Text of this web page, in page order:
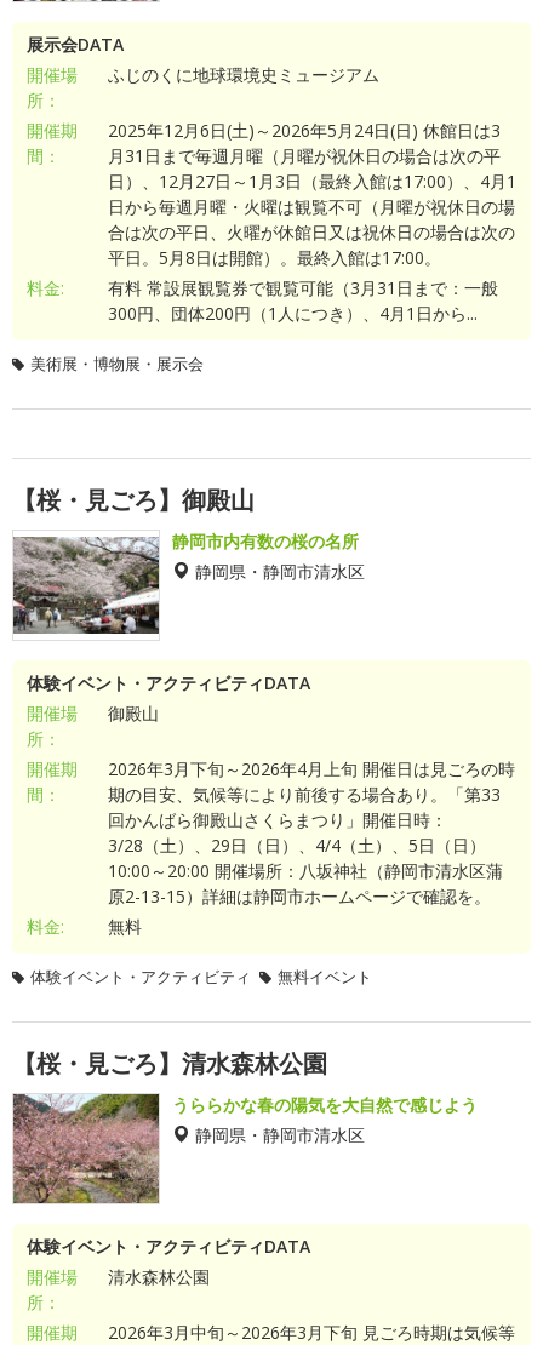
展示会DATA
開催場
所：
ふじのくに地球環境史ミュージアム
開催期
間：
2025年12月6日(土)～2026年5月24日(日) 休館日は3
月31日まで毎週月曜（月曜が祝休日の場合は次の平
日）、12月27日～1月3日（最終入館は17:00）、4月1
日から毎週月曜・火曜は観覧不可（月曜が祝休日の場
合は次の平日、火曜が休館日又は祝休日の場合は次の
平日。5月8日は開館）。最終入館は17:00。
料金:
有料 常設展観覧券で観覧可能（3月31日まで：一般
300円、団体200円（1人につき）、4月1日から...
美術展・博物展・展示会
【桜・見ごろ】御殿山
静岡市内有数の桜の名所
静岡県・静岡市清水区
体験イベント・アクティビティDATA
開催場
所：
御殿山
開催期
間：
2026年3月下旬～2026年4月上旬 開催日は見ごろの時
期の目安、気候等により前後する場合あり。「第33
回かんばら御殿山さくらまつり」開催日時：
3/28（土）、29日（日）、4/4（土）、5日（日）
10:00～20:00 開催場所：八坂神社（静岡市清水区蒲
原2-13-15）詳細は静岡市ホームページで確認を。
料金:
無料
体験イベント・アクティビティ 無料イベント
【桜・見ごろ】清水森林公園
うららかな春の陽気を大自然で感じよう
静岡県・静岡市清水区
体験イベント・アクティビティDATA
開催場
所：
清水森林公園
開催期
2026年3月中旬～2026年3月下旬 見ごろ時期は気候等